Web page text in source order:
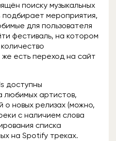
поиску музыкальных
мероприятия,
для пользователя
фестиваль, на котором
есть переход на сайт
доступны
любимых артистов,
о новых релизах (можно,
с наличием слова
списка
на Spotify треках.